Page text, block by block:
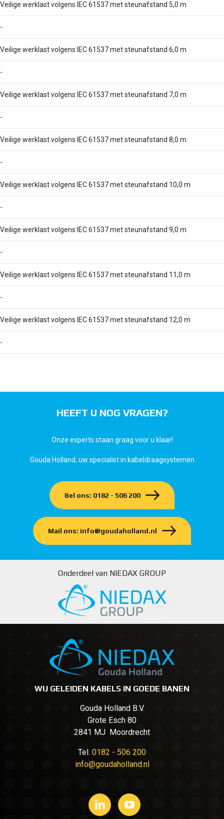
Veilige werklast volgens IEC 61537 met steunafstand 5,0 m
-
Veilige werklast volgens IEC 61537 met steunafstand 6,0 m
-
Veilige werklast volgens IEC 61537 met steunafstand 7,0 m
-
Veilige werklast volgens IEC 61537 met steunafstand 8,0 m
-
Veilige werklast volgens IEC 61537 met steunafstand 10,0 m
-
Veilige werklast volgens IEC 61537 met steunafstand 9,0 m
-
Veilige werklast volgens IEC 61537 met steunafstand 11,0 m
-
Veilige werklast volgens IEC 61537 met steunafstand 12,0 m
-
HEEFT U NOG VRAGEN?
Onze experts staan graag voor u klaar!
Gouda Holland, uw specialist in kabeldraagsystemen
Bel ons: 0182 - 506 200
Mail ons: info@goudaholland.nl
Onderdeel van NIEDAX GROUP
WIJ GELEIDEN KABELS IN GOEDE BANEN
Gouda Holland B.V.
Grote Esch 80
2841 MJ Moordrecht
Tel. 0182 - 506 200
info@goudaholland.nl